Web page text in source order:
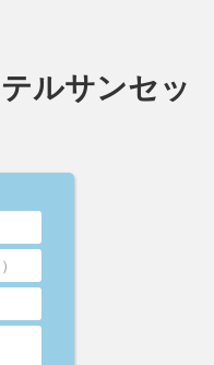
ルサンセッ